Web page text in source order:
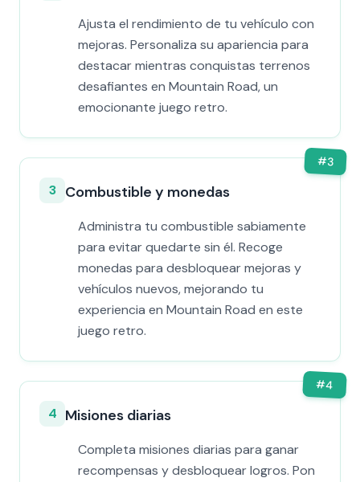
Ajusta el rendimiento de tu vehículo con
mejoras. Personaliza su apariencia para
destacar mientras conquistas terrenos
desafiantes en Mountain Road, un
emocionante juego retro.
#3
3 Combustible y monedas
Administra tu combustible sabiamente
para evitar quedarte sin él. Recoge
monedas para desbloquear mejoras y
vehículos nuevos, mejorando tu
experiencia en Mountain Road en este
juego retro.
#4
4 Misiones diarias
Completa misiones diarias para ganar
recompensas y desbloquear logros. Pon